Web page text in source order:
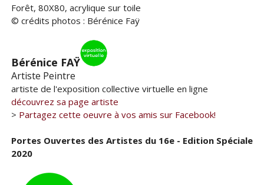
Forêt, 80X80, acrylique sur toile
© crédits photos : Bérénice Faÿ
Bérénice FAŸ
Artiste Peintre
artiste de l'exposition collective virtuelle en ligne
découvrez sa page artiste
> Partagez cette oeuvre à vos amis sur Facebook!
Portes Ouvertes des Artistes du 16e - Edition Spéciale
2020